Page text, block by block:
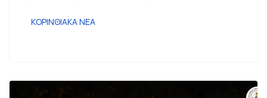
ΚΟΡΙΝΘΙΑΚΑ ΝΕΑ